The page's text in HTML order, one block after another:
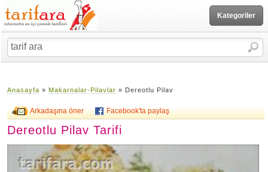
Kategoriler
Anasayfa » Makarnalar-Pilavlar » Dereotlu Pilav
Arkadaşına öner Facebook'ta paylaş
Dereotlu Pilav Tarifi